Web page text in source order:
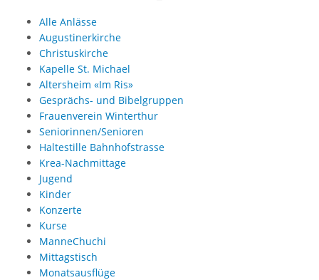
Alle Anlässe
Augustinerkirche
Christuskirche
Kapelle St. Michael
Altersheim «Im Ris»
Gesprächs- und Bibelgruppen
Frauenverein Winterthur
Seniorinnen/Senioren
Haltestille Bahnhofstrasse
Krea-Nachmittage
Jugend
Kinder
Konzerte
Kurse
ManneChuchi
Mittagstisch
Monatsausflüge